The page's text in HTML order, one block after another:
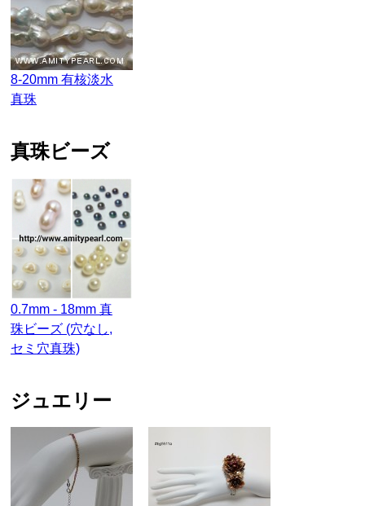
8-20mm 有核淡水
真珠
真珠ビーズ
0.7mm - 18mm 真
珠ビーズ (穴なし,
セミ穴真珠)
ジュエリー